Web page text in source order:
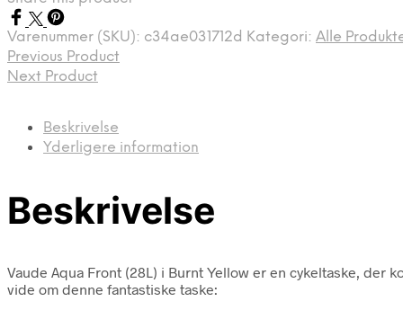
Varenummer (SKU): c34ae031712d Kategori: Alle
Previous Product
Next Product
Beskrivelse
Yderligere information
Beskrivelse
Vaude Aqua Front (28L) i Burnt Yellow er en cykeltaske,
vide om denne fantastiske taske: